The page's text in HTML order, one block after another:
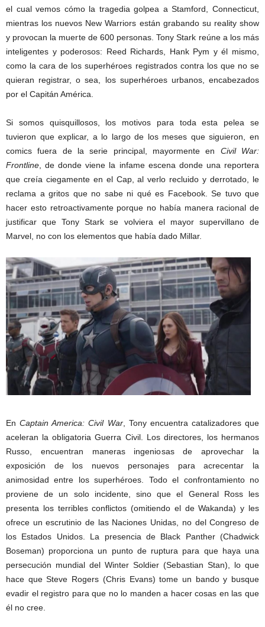
el cual vemos cómo la tragedia golpea a Stamford, Connecticut,
mientras los nuevos New Warriors están grabando su reality show
y provocan la muerte de 600 personas. Tony Stark reúne a los más
inteligentes y poderosos: Reed Richards, Hank Pym y él mismo,
como la cara de los superhéroes registrados contra los que no se
quieran registrar, o sea, los superhéroes urbanos, encabezados
por el Capitán América.
Si somos quisquillosos, los motivos para toda esta pelea se
tuvieron que explicar, a lo largo de los meses que siguieron, en
comics fuera de la serie principal, mayormente en Civil War:
Frontline , de donde viene la infame escena donde una reportera
que creía ciegamente en el Cap, al verlo recluido y derrotado, le
reclama a gritos que no sabe ni qué es Facebook. Se tuvo que
hacer esto retroactivamente porque no había manera racional de
justificar que Tony Stark se volviera el mayor supervillano de
Marvel, no con los elementos que había dado Millar.
EnCaptain America: Civil War, Tony encuentra catalizadores que
aceleran la obligatoria Guerra Civil. Los directores, los hermanos
Russo, encuentran maneras ingeniosas de aprovechar la
exposición de los nuevos personajes para acrecentar la
animosidad entre los superhéroes. Todo el confrontamiento no
proviene de un solo incidente, sino que el General Ross les
presenta los terribles conflictos (omitiendo el de Wakanda) y les
ofrece un escrutinio de las Naciones Unidas, no del Congreso de
los Estados Unidos. La presencia de Black Panther (Chadwick
Boseman) proporciona un punto de ruptura para que haya una
persecución mundial del Winter Soldier (Sebastian Stan), lo que
hace que Steve Rogers (Chris Evans) tome un bando y busque
evadir el registro para que no lo manden a hacer cosas en las que
él no cree.